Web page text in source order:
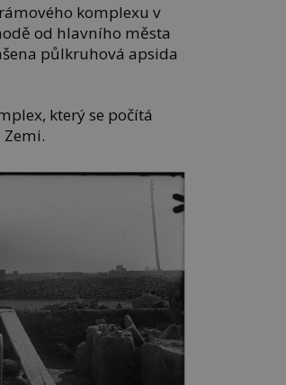
komplexu v
od hlavního města
půlkruhová apsida
který se počítá